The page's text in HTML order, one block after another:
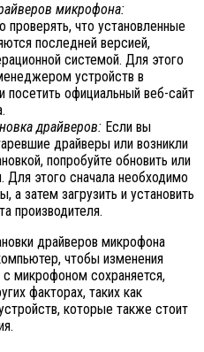
микрофона:
проверять, что установленные
последней версией,
системой. Для этого
устройств в
посетить официальный веб-сайт
драйверов: Если вы
драйверы или возникли
попробуйте обновить или
Для этого сначала необходимо
а затем загрузить и установить
производителя.
драйверов микрофона
чтобы изменения
микрофоном сохраняется,
факторах, таких как
которые также стоит